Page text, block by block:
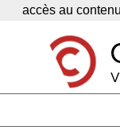
Panneau de gestion des
accès au contenu